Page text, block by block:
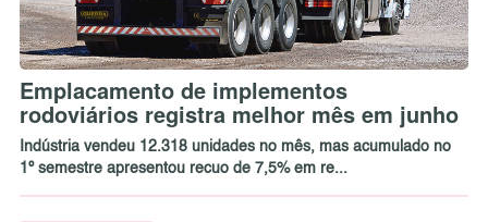
Emplacamento de implementos
rodoviários registra melhor mês em junho
Indústria vendeu 12.318 unidades no mês, mas acumulado no
1º semestre apresentou recuo de 7,5% em re...